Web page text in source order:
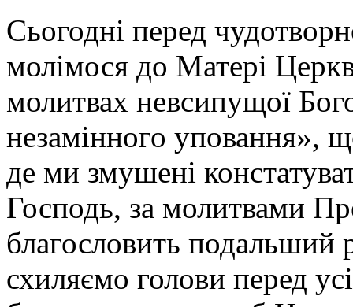
Сьогодні перед
молімося до Матері
молитвах невсипущої
незамінного уповання»,
де ми змушені
Господь, за молитвами
благословить
схиляємо голови перед